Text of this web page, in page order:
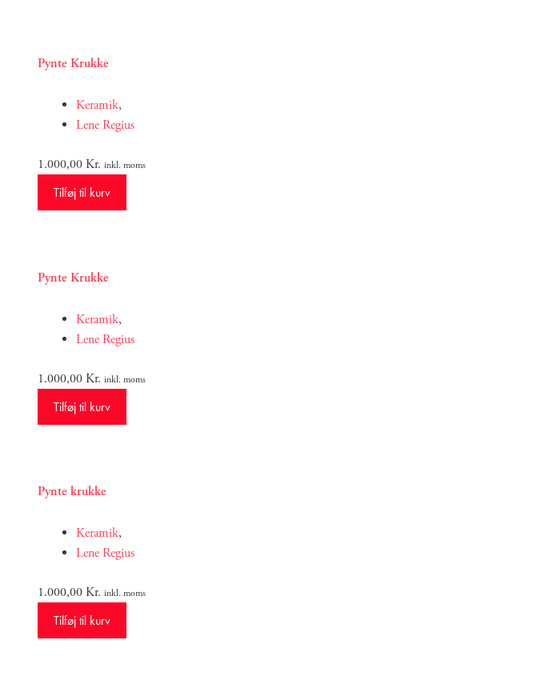
Pynte Krukke
Keramik,
Lene Regius
1.000,00Kr. inkl. moms
Tilføj til kurv
Pynte Krukke
Keramik,
Lene Regius
1.000,00Kr. inkl. moms
Tilføj til kurv
Pynte krukke
Keramik,
Lene Regius
1.000,00Kr. inkl. moms
Tilføj til kurv